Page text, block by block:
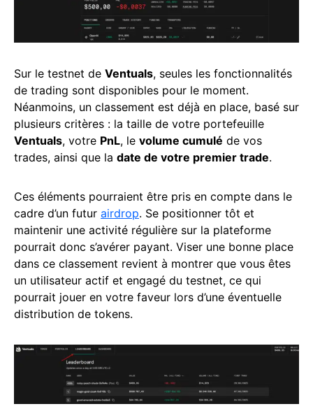
Sur le testnet de Ventuals, seules les fonctionnalités
de trading sont disponibles pour le moment.
Néanmoins, un classement est déjà en place, basé sur
plusieurs critères : la taille de votre portefeuille
Ventuals, votre PnL, le volume cumulé de vos
trades, ainsi que la date de votre premier trade.
Ces éléments pourraient être pris en compte dans le
cadre d’un futur airdrop. Se positionner tôt et
maintenir une activité régulière sur la plateforme
pourrait donc s’avérer payant. Viser une bonne place
dans ce classement revient à montrer que vous êtes
un utilisateur actif et engagé du testnet, ce qui
pourrait jouer en votre faveur lors d’une éventuelle
distribution de tokens.